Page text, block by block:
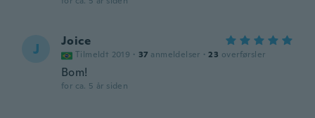
J Joice
Tilmeldt 2019 · 37 anmeldelser · 23 overførsler
Bom!
for ca. 5 år siden